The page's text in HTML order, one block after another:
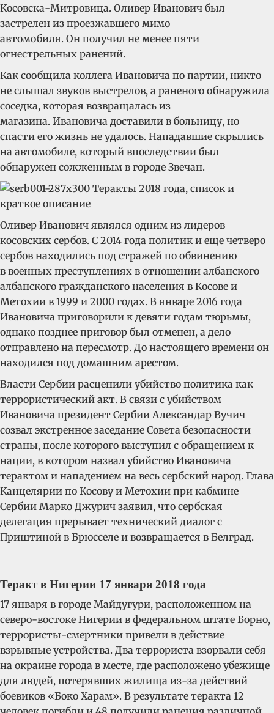
Косовска-Митровица. Оливер Иванович был
застрелен из проезжавшего мимо
автомобиля. Он получил не менее пяти
огнестрельных ранений.
Как сообщила коллега Ивановича по партии, никто
не слышал звуков выстрелов, а раненого обнаружила
соседка, которая возвращалась из
магазина. Ивановича доставили в больницу, но
спасти его жизнь не удалось. Нападавшие скрылись
на автомобиле, который впоследствии был
обнаружен сожженным в городе Звечан.
Оливер Иванович являлся одним из лидеров
косовских сербов. С 2014 года политик и еще четверо
сербов находились под стражей по обвинению
в военных преступлениях в отношении албанского
албанского гражданского населения в Косове и
Метохии в 1999 и 2000 годах. В январе 2016 года
Ивановича приговорили к девяти годам тюрьмы,
однако позднее приговор был отменен, а дело
отправлено на пересмотр. До настоящего времени он
находился под домашним арестом.
Власти Сербии расценили убийство политика как
террористический акт. В связи с убийством
Ивановича президент Сербии Александар Вучич
созвал экстренное заседание Совета безопасности
страны, после которого выступил с обращением к
нации, в котором назвал убийство Ивановича
терактом и нападением на весь сербский народ. Глава
Канцелярии по Косову и Метохии при кабмине
Сербии Марко Джурич заявил, что сербская
делегация прерывает технический диалог с
Приштиной в Брюсселе и возвращается в Белград.
Теракт в Нигерии 17 января 2018 года
17 января в городе Майдугури, расположенном на
северо-востоке Нигерии в федеральном штате Борно,
террористы-смертники привели в действие
взрывные устройства. Два террориста взорвали себя
на окраине города в месте, где расположено убежище
для людей, потерявших жилища из-за действий
боевиков «Боко Харам». В результате теракта 12